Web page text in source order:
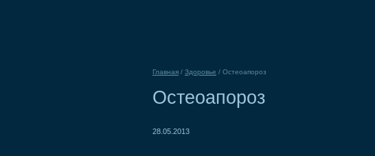
Главная / Здоровье / Остеоапороз
Остеоапороз
28.05.2013